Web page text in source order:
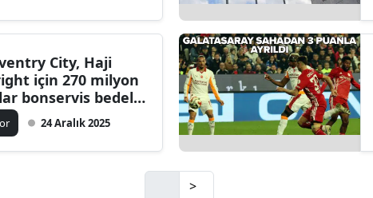
Hakkari
Hatay
Isparta
Mersin
City, Haji
için 270 milyon
bonservis bedeli
24 Aralık 2025
>